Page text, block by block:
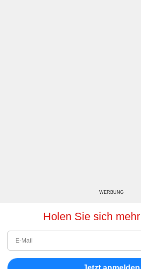
WERBUNG
Holen Sie sich